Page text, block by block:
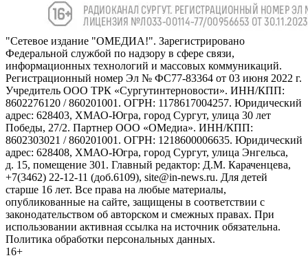
"Сетевое издание "ОМЕДИА!". Зарегистрировано
Федеральной службой по надзору в сфере связи,
информационных технологий и массовых коммуникаций.
Регистрационный номер Эл № ФС77-83364 от 03 июня 2022 г.
Учредитель ООО ТРК «Сургутинтерновости». ИНН/КПП:
8602276120 / 860201001. ОГРН: 1178617004257. Юридический
адрес: 628403, ХМАО-Югра, город Сургут, улица 30 лет
Победы, 27/2. Партнер ООО «ОМедиа». ИНН/КПП:
8602303021 / 860201001. ОГРН: 1218600006635. Юридический
адрес: 628408, ХМАО-Югра, город Сургут, улица Энгельса,
д. 15, помещение 301. Главный редактор: Д.М. Караченцева,
+7(3462) 22-12-11 (доб.6109), site@in-news.ru. Для детей
старше 16 лет. Все права на любые материалы,
опубликованные на сайте, защищены в соответствии с
законодательством об авторском и смежных правах. При
использовании активная ссылка на источник обязательна.
Политика обработки персональных данных.
16+